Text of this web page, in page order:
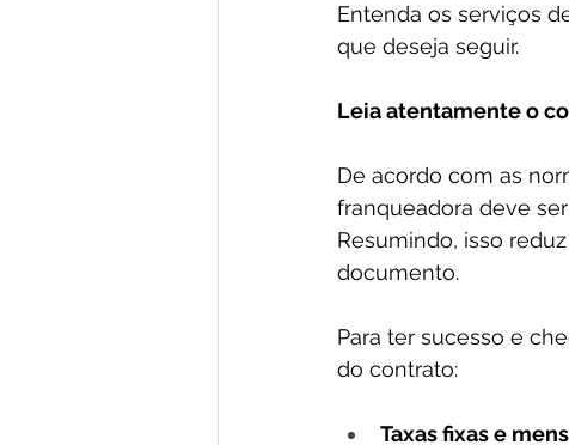
Entenda os serviços
que deseja seguir.
Leia atentamente o
De acordo com as
franqueadora deve
Resumindo, isso
documento.
Para ter sucesso e
do contrato:
Taxas fixas e